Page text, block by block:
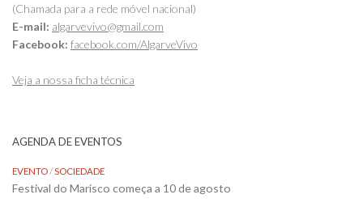
(Chamada para a rede móvel nacional)
E-mail: algarvevivo@gmail.com
Facebook: facebook.com/AlgarveVivo
Veja a nossa ficha técnica
AGENDA DE EVENTOS
EVENTO/SOCIEDADE
Festival do Marisco começa a 10 de agosto